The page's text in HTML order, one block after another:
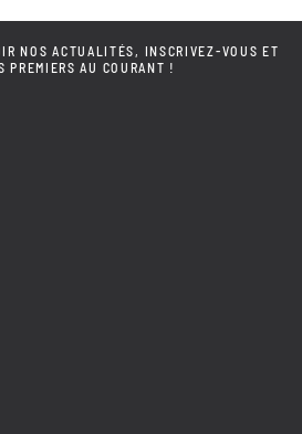
NOS ACTUALITÉS, INSCRIVEZ-VOUS ET
PREMIERS AU COURANT !